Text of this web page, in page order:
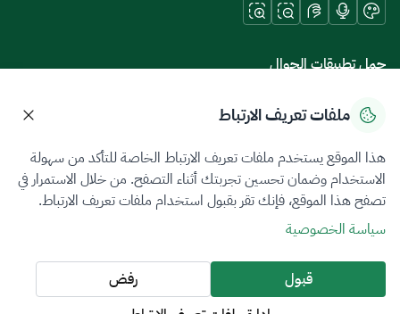
حمل تطبيقات الجوال
سياسة الخصوصيةشروط الاستخدامخريطة الموقع
جميع الحقوق محفوظة 2026 © ZATCA.GOV.SA
تم تطويره وصيانته بواسطة هيئة الزكاة والضريبة والجمارك
آخر تحديث للموقع في
ملفات تعريف الارتباط
هذا الموقع يستخدم ملفات تعريف الارتباط الخاصة للتأكد من سهولة
الاستخدام وضمان تحسين تجربتك أثناء التصفح. من خلال الاستمرار في
تصفح هذا الموقع، فإنك تقر بقبول استخدام ملفات تعريف الارتباط.
سياسة الخصوصية
قبول
رفض